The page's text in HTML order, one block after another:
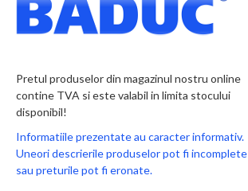
Pretul produselor din magazinul nostru online
contine TVA si este valabil in limita stocului
disponibil!
Informatiile prezentate au caracter informativ.
Uneori descrierile produselor pot fi incomplete
sau preturile pot fi eronate.